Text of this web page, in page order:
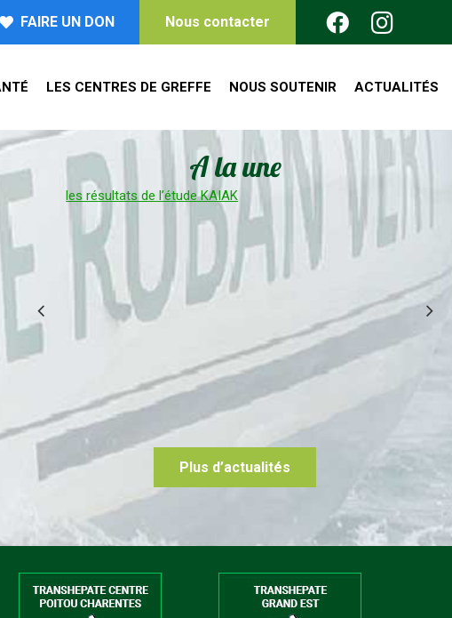
FAIRE UN DON Nous contacter
LES CENTRES DE GREFFE NOUS SOUTENIR ACTUALITÉS
A la une
Congrès des transplantés du foie en Allemagne
Plus d’actualités